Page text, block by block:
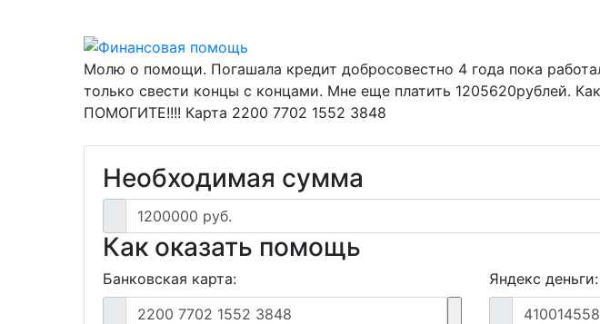
Молю о помощи. Погашала кредит добросовестно 4 года пока
только свести концы с концами. Мне еще платить 1205620рублей.
ПОМОГИТЕ!!!! Карта 2200 7702 1552 3848
Необходимая сумма
1200000 руб.
Как оказать помощь
Банковская карта:
2200 7702 1552 3848
Яндекс деньги: